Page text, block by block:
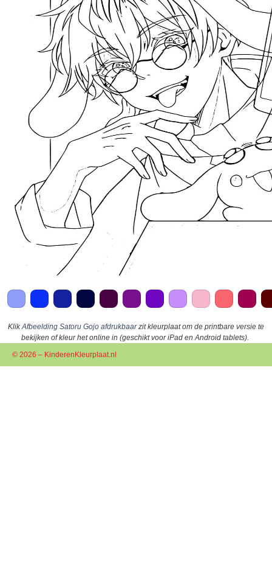
KlikAfbeelding Satoru Gojo afdrukbaarzit kleurplaat om de printbare versie te
bekijken of kleur het online in (geschikt voor iPad en Android tablets).
© 2026 – KinderenKleurplaat.nl